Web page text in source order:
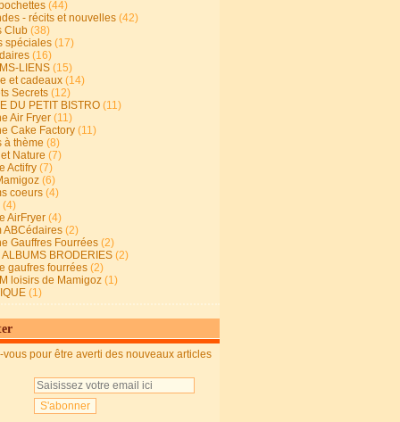
(44)
- récits et nouvelles (42)
Club (38)
spéciales (17)
(16)
LIENS (15)
et cadeaux (14)
Secrets (12)
DU PETIT BISTRO (11)
Air Fryer (11)
Cake Factory (11)
à thème (8)
Nature (7)
Actifry (7)
(6)
coeurs (4)
(4)
AirFryer (4)
ABCédaires (2)
Gauffres Fourrées (2)
ALBUMS BRODERIES (2)
gaufres fourrées (2)
loisirs de Mamigoz (1)
(1)
vous pour être averti des nouveaux articles